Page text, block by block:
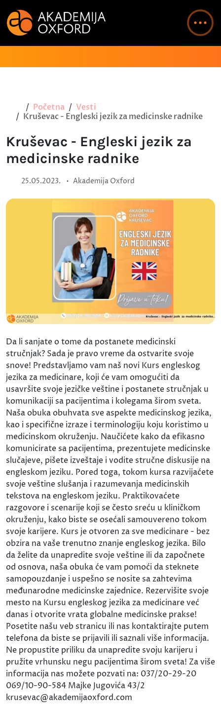
Početna
Vesti
Kruševac - Engleski jezik za medicinske radnike
Kruševac - Engleski jezik za
medicinske radnike
25.05.2023. • Akademija Oxford
Da li sanjate o tome da postanete medicinski
stručnjak? Sada je pravo vreme da ostvarite svoje
snove! Predstavljamo vam naš novi Kurs engleskog
jezika za medicinare, koji će vam omogućiti da
usavršite svoje jezičke veštine i postanete stručnjak u
komunikaciji sa pacijentima i kolegama širom sveta.
Naša obuka obuhvata sve aspekte medicinskog jezika,
kao i specifične izraze i terminologiju koju koristimo u
medicinskom okruženju. Naučićete kako da efikasno
komunicirate sa pacijentima, prezentujete medicinske
slučajeve, pišete izveštaje i vodite stručne diskusije na
engleskom jeziku. Pored toga, tokom kursa razvijaćete
svoje veštine slušanja i razumevanja medicinskih
tekstova na engleskom jeziku. Praktikovaćete
razgovore i scenarije koji se često sreću u kliničkom
okruženju, kako biste se osećali samouvereno tokom
svoje karijere. Kurs je otvoren za sve medicinare - bez
obzira na vaše trenutno znanje engleskog jezika. Bilo
da želite da unapredite svoje veštine ili da započnete
od osnova, naša obuka će vam pomoći da steknete
samopouzdanje i uspešno se nosite sa zahtevima
međunarodne medicinske zajednice. Rezervišite svoje
mesto na Kursu engleskog jezika za medicinare već
danas i otvorite vrata globalne medicinske prakse!
Posetite našu veb stranicu ili nas kontaktirajte putem
telefona da biste se prijavili ili saznali više informacija.
Ne propustite priliku da unapredite svoju karijeru i
pružite vrhunsku negu pacijentima širom sveta! Za više
informacija nas možete pozvati na: 037/20-29-20
069/10-90-584 Majke Jugovića 43/2
krusevac@akademijaoxford.com